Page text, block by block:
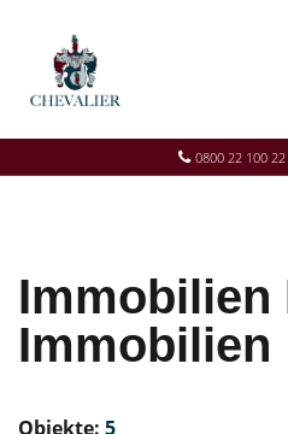
0800 22 100
Immobilien
Immobilien
Objekte: 5